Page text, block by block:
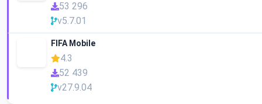
53 296
v5.7.01
FIFA Mobile
4.3
52 439
v27.9.04